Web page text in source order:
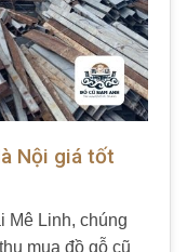
Nội giá tốt
Mê Linh, chúng
mua đồ gỗ cũ